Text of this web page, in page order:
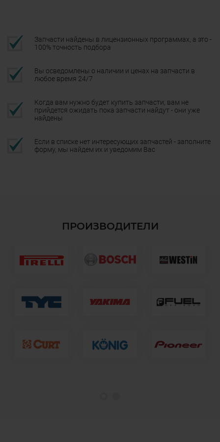
Запчасти найдены в лицензионных программах, а это -
100% точность подбора
Вы осведомлены о наличии и ценах на запчасти в
любое время 24/7
Когда вам нужно будет купить запчасти, вам не
прийдется ожидать пока запчасти найдут - они уже
найдены
Если в списке нет интересующих запчастей - заполните
форму, мы найдем их и уведомим Вас
ПРОИЗВОДИТЕЛИ